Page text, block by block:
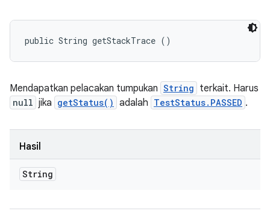
public String getStackTrace ()
Mendapatkan pelacakan tumpukan String terkait. Harus
null jika getStatus() adalah TestStatus.PASSED .
Hasil
String